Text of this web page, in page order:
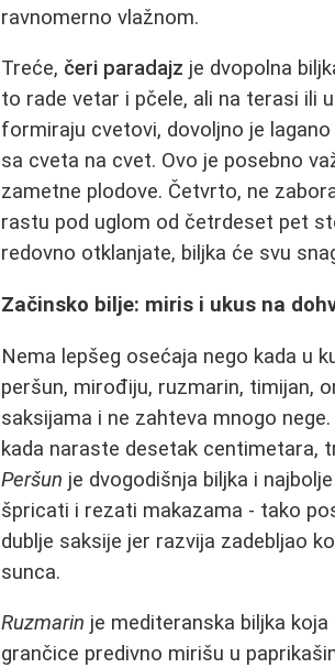
ravnomerno vlažnom.
Treće, čeri paradajz je dvopolna
to rade vetar i pčele, ali na terasi ili
formiraju cvetovi, dovoljno je
sa cveta na cvet. Ovo je posebno
zametne plodove. Četvrto, ne
rastu pod uglom od četrdeset pet
redovno otklanjate, biljka će svu
Začinsko bilje: miris i ukus na
Nema lepšeg osećaja nego kada u
peršun, mirođiju, ruzmarin, timijan,
saksijama i ne zahteva mnogo
kada naraste desetak centimetara,
Peršun je dvogodišnja biljka i
špricati i rezati makazama - tako
dublje saksije jer razvija zadebljao
sunca.
Ruzmarin je mediteranska biljka
grančice predivno mirišu u